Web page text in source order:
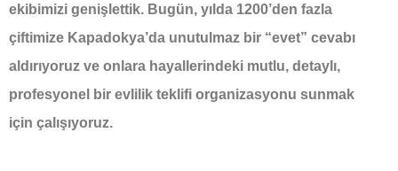
ekibimizi genişlettik. Bugün, yılda 1200’den fazla
çiftimize Kapadokya’da unutulmaz bir “evet” cevabı
aldırıyoruz ve onlara hayallerindeki mutlu, detaylı,
profesyonel bir evlilik teklifi organizasyonu sunmak
için çalışıyoruz.